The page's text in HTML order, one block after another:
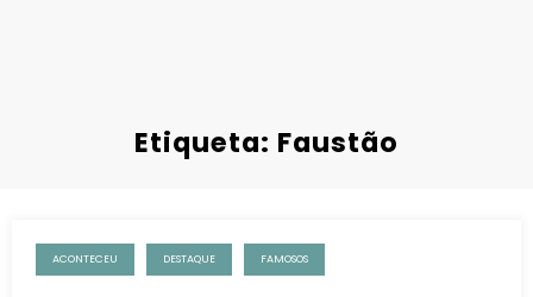
Etiqueta: Faustão
ACONTECEU DESTAQUE FAMOSOS